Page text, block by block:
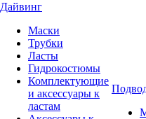
Дайвинг
Маски
Трубки
Ласты
Гидрокостюмы
Комплектующие
и аксессуары к
ластам